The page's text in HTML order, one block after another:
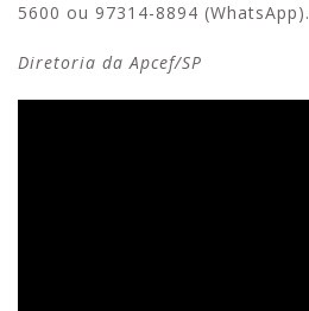
5600 ou 97314-8894 (WhatsApp).
Diretoria da Apcef/SP